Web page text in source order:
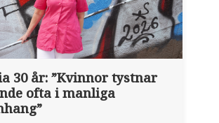
30 år: ”Kvinnor tystnar
ofta i manliga